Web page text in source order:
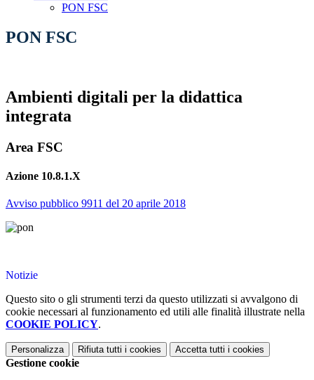
PON FSC
PON FSC
Ambienti digitali per la didattica
integrata
Area FSC
Azione 10.8.1.X
Avviso pubblico 9911 del 20 aprile 2018
Notizie
Questo sito o gli strumenti terzi da questo utilizzati si avvalgono di
cookie necessari al funzionamento ed utili alle finalità illustrate nella
COOKIE POLICY.
Personalizza Rifiuta tutti i cookies Accetta tutti i cookies
Gestione cookie